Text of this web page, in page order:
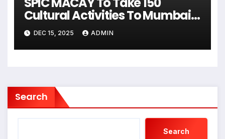
Cultural Activities To Mumbai’s
Schools & Colleges
DEC 15, 2025 ADMIN
Search
Search